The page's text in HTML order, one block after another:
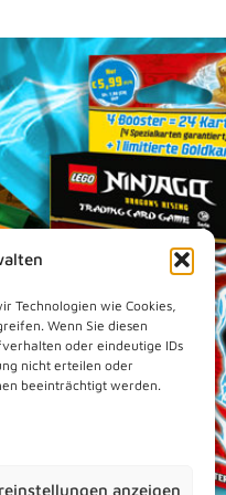
Technologien wie Cookies,
Wenn Sie diesen
oder eindeutige IDs
nicht erteilen oder
beeinträchtigt werden.
anzeigen